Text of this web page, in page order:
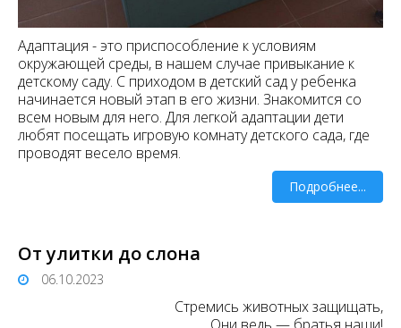
Адаптация - это приспособление к условиям
окружающей среды, в нашем случае привыкание к
детскому саду. С приходом в детский сад у ребенка
начинается новый этап в его жизни. Знакомится со
всем новым для него. Для легкой адаптации дети
любят посещать игровую комнату детского сада, где
проводят весело время.
Подробнее...
От улитки до слона
06.10.2023
Стремись животных защищать,